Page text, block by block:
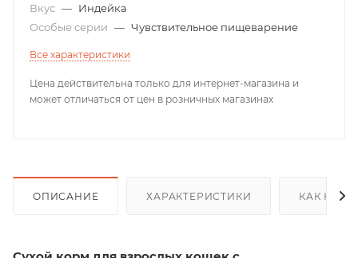
Вкус — Индейка
Особые серии — Чувствительное пищеварение
Все характеристики
Цена действительна только для интернет-магазина и
может отличаться от цен в розничных магазинах
ОПИСАНИЕ ХАРАКТЕРИСТИКИ КАК